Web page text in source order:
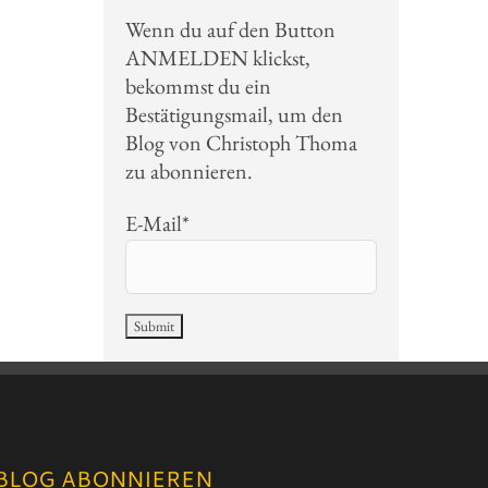
Wenn du auf den Button
ANMELDEN klickst,
bekommst du ein
Bestätigungsmail, um den
Blog von Christoph Thoma
zu abonnieren.
E-Mail*
ABONNIEREN